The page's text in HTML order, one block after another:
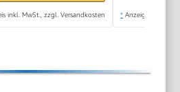
inkl. MwSt., zzgl. Versandkosten * Anzeige